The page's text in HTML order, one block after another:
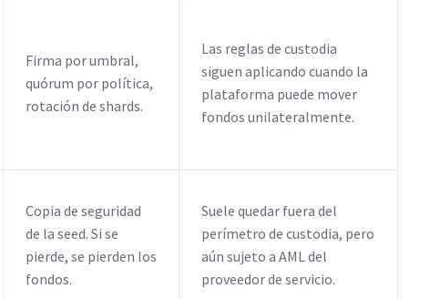
Firma por umbral,
quórum por política,
rotación de shards.
Las reglas de custodia
siguen aplicando cuando la
plataforma puede mover
fondos unilateralmente.
Copia de seguridad
de la seed. Si se
pierde, se pierden los
fondos.
Suele quedar fuera del
perímetro de custodia, pero
aún sujeto a AML del
proveedor de servicio.